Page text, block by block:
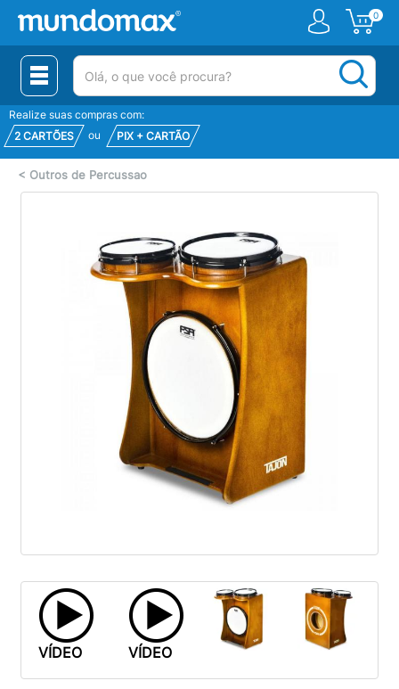
0
(pesquisar)
Realize suas compras com:
2 CARTÕES
ou PIX + CARTÃO
< Outros de Percussao
VÍDEO VÍDEO